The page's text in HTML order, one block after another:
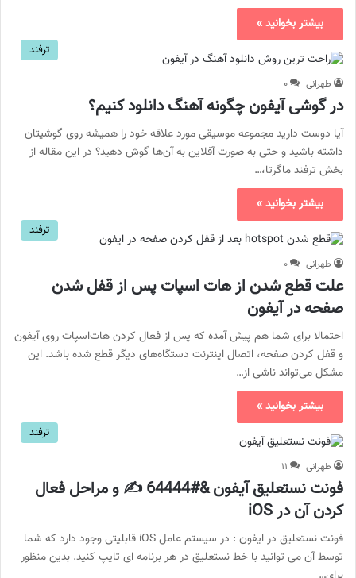
بیشتر بخوانید »
ترفند
طهرانی ۰
در گوشی آیفون چگونه آهنگ دانلود کنیم؟
آیا دوست دارید مجموعه موسیقی مورد علاقه خود را همیشه روی گوشیتان
داشته باشید و حتی به صورت آفلاین به آن‌ها گوش دهید؟ در این مقاله از
بخش ترفند ماگرتا،…
بیشتر بخوانید »
ترفند
طهرانی ۰
علت قطع شدن از هات اسپات پس از قفل شدن
صفحه در آیفون
احتمالا برای شما هم پیش آمده که پس از فعال کردن هات‌اسپات روی آیفون
و قفل کردن صفحه، اتصال اینترنت دستگاه‌های دیگر قطع شده باشد. این
مشکل می‌تواند ناشی از…
بیشتر بخوانید »
ترفند
طهرانی ۱۱
فونت نستعلیق آیفون &#64444 ✍️ و مراحل فعال
کردن آن در iOS
فونت نستعلیق در ایفون : در سیستم عامل iOS قابلیتی وجود دارد که شما
توسط آن می توانید با خط نستعلیق در هر برنامه ای تایپ کنید. بدین منظور